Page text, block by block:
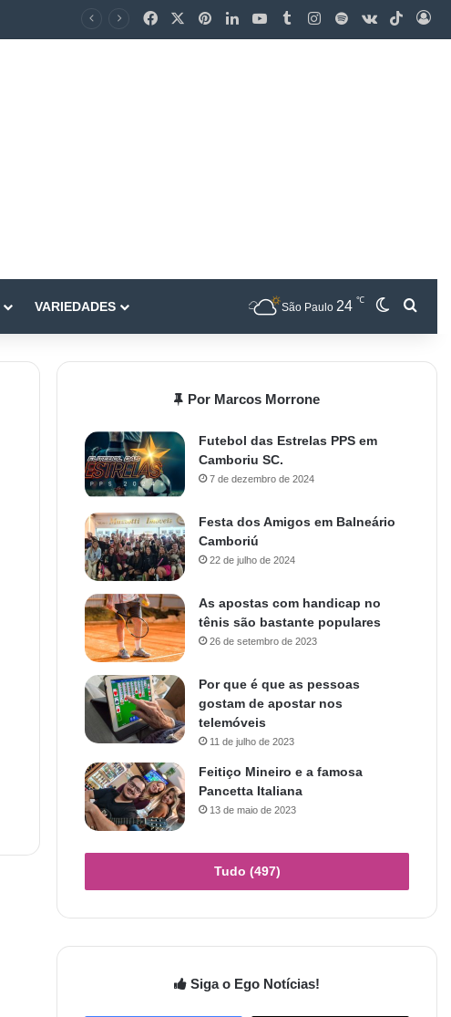
VARIEDADES São Paulo 24 ℃
Por Marcos Morrone
Futebol das Estrelas PPS em
Camboriu SC.
7 de dezembro de 2024
Festa dos Amigos em Balneário
Camboriú
22 de julho de 2024
As apostas com handicap no
tênis são bastante populares
26 de setembro de 2023
Por que é que as pessoas
gostam de apostar nos
telemóveis
11 de julho de 2023
Feitiço Mineiro e a famosa
Pancetta Italiana
13 de maio de 2023
Tudo (497)
Siga o Ego Notícias!